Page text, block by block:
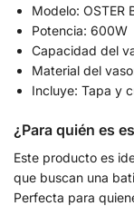
Modelo: OSTER
Potencia: 600W
Capacidad del
Material del
Incluye: Tapa y
¿Para quién es
Este producto es
que buscan una
Perfecta para